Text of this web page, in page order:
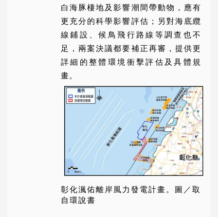
白海豚棲地及影響潮間帶動物，應有
更充分的科學影響評估；另對海底纜
線鋪設、候鳥飛行路線等調查也不
足，兩案決議都要補正再審，提供更
詳細的整體環境衝擊評估及具體規
畫。
彰化渢佑離岸風力發電計畫。圖／取
自環說書